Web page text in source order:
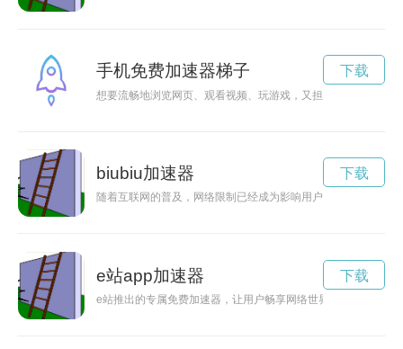
手机免费加速器梯子
想要流畅地浏览网页、观看视频、玩游戏，又担心网络速度慢
下载
biubiu加速器
随着互联网的普及，网络限制已经成为影响用户上网体验的一
下载
e站app加速器
e站推出的专属免费加速器，让用户畅享网络世界，提高网络速
下载